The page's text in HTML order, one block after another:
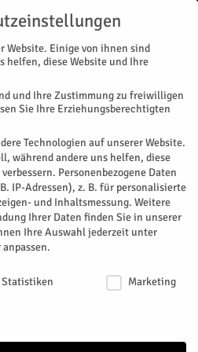
97 0
Website. Einige von ihnen sind
helfen, diese Website und Ihre
und Ihre Zustimmung zu freiwilligen
Sie Ihre Erziehungsberechtigten
Technologien auf unserer Website.
während andere uns helfen, diese
Personenbezogene Daten
IP-Adressen), z. B. für personalisierte
und Inhaltsmessung. Weitere
Ihrer Daten finden Sie in unserer
Ihre Auswahl jederzeit unter
Statistiken
Marketing